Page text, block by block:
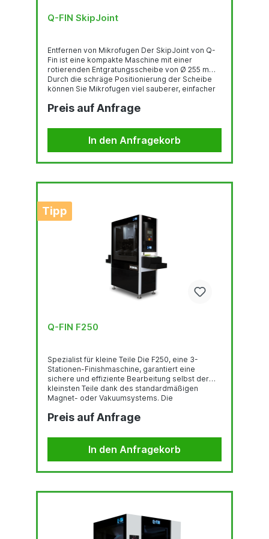
Q-FIN SkipJoint
Entfernen von Mikrofugen Der SkipJoint von Q-
Fin ist eine kompakte Maschine mit einer
rotierenden Entgratungsscheibe von Ø 255 mm.
Durch die schräge Positionierung der Scheibe
können Sie Mikrofugen viel sauberer, einfacher
Bandschleifer oder einer Schleifmaschine. Der
Skipjoint wurde von Q-Fin entwickelt, um
Mikrojoints einfach, sicher und schnell zu
0,75 kW Motor Schleiftellerdurchmesser...
Preis auf Anfrage
In den Anfragekorb
Tipp
Q-FIN F250
Spezialist für kleine Teile Die F250, eine 3-
Stationen-Finishmaschine, garantiert eine
sichere und effiziente Bearbeitung selbst der
kleinsten Teile dank des standardmäßigen
Magnet- oder Vakuumsystems. Die
und vermeidet Kratzer auf dem Produkt, da sie
sich beim Ausschalten nach oben bewegt. Die
Bürsteneinheiten sind mit elektrischer
Kompensation ausgestattet, um den Kontakt
zwischen Förderband und Rundbürsten beim
intuitiven Touchscreen passen Sie...
Preis auf Anfrage
In den Anfragekorb